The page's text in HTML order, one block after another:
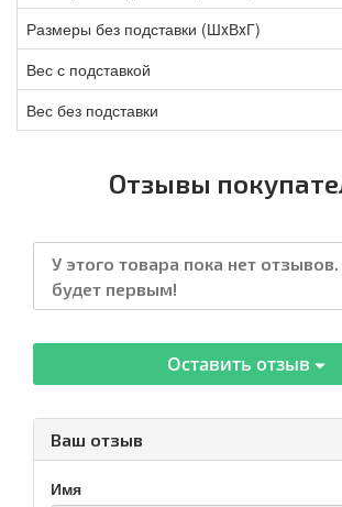
Размеры без подставки (ШxВxГ)
Вес с подставкой
Вес без подставки
Отзывы
У этого товара пока нет
будет первым!
Оставить отзыв
Ваш отзыв
Имя